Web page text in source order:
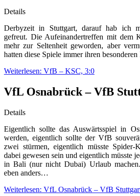
Details
Derbyzeit in Stuttgart, darauf hab ich
gefreut. Die Aufeinandertreffen mit dem
mehr zur Seltenheit geworden, aber
hatten diese Spiele immer ihren besonderen
Weiterlesen: VfB – KSC, 3:0
VfL Osnabrück – VfB
Details
Eigentlich sollte das Auswärtsspiel in
werden, eigentlich sollte der VfB
zwei stürmen, eigentlich müsste
dabei gewesen sein und eigentlich müsste
in Bali (nur nicht Dubai) Urlaub
eben anders…
Weiterlesen: VfL Osnabrück – VfB